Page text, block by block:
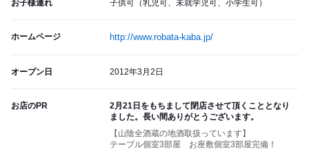
お子様連れ 子供可（乳児可、未就学児可、小学生可）
ホームページ http://www.robata-kaba.jp/
オープン日 2012年3月2日
お店のPR
2月21日をもちまして閉店させて頂くこととなり
ました。長い間ありがとうございます。
【山陰全酒蔵の地酒取扱っています】
テーブル個室3部屋 お座敷個室3部屋完備！